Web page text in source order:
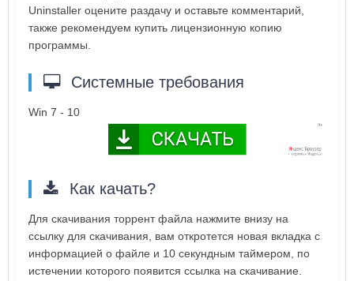
Uninstaller оцените раздачу и оставьте комментарий,
также рекомендуем купить лицензионную копию
программы.
Системные требования
Win 7 - 10
Как качать?
Для скачивания торрент файла нажмите внизу на
ссылку для скачивания, вам откротется новая вкладка с
информацией о файле и 10 секундным таймером, по
истечении которого появится ссылка на скачивание.